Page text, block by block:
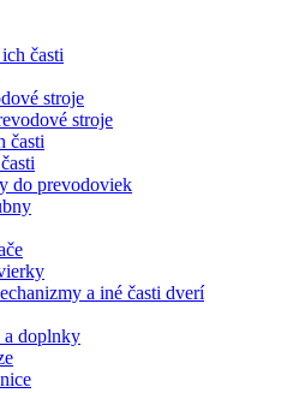
časti
stroje
stroje
časti
do prevodoviek
a iné časti dverí
a doplnky